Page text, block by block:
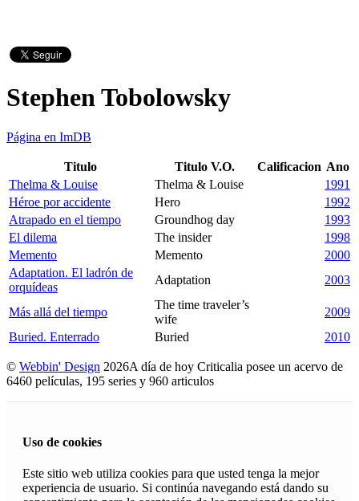
Stephen Tobolowsky
Página en ImDB
Titulo Titulo V.O. Calificacion Ano
Thelma & Louise
Thelma & Louise
1991
Héroe por accidente
Hero
1992
Atrapado en el tiempo
Groundhog day
1993
El dilema
The insider
1998
Memento
Memento
2000
Adaptation. El ladrón de
orquídeas
Adaptation 2003
Más allá del tiempo
The time traveler’s
wife
2009
Buried. Enterrado
Buried 2010
© Webbin' Design 2026A día de hoy Criticalia posee un acervo de
6460 películas, 195 series y 960 articulos
Uso de cookies
Este sitio web utiliza cookies para que usted tenga la mejor
experiencia de usuario. Si continúa navegando está dando su